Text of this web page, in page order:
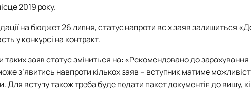
2019 року.
на бюджет 26 липня, статус напроти всіх заяв залишиться
у конкурсі на контракт.
таких заяв статус зміниться на: «Рекомендовано до
з’явитись навпроти кількох заяв – вступник матиме
Для вступу також треба буде подати пакет документів до вишу,